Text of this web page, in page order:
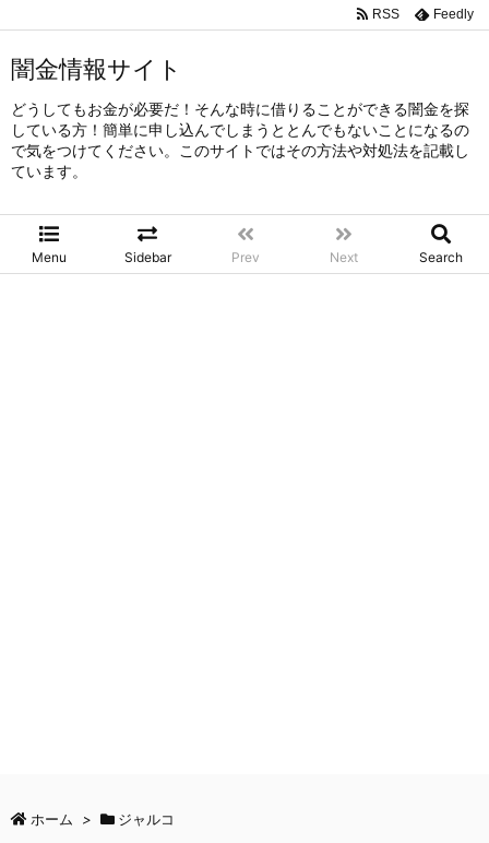
闇金情報サイト
どうしてもお金が必要だ！そんな時に借りることができる闇金を探
している方！簡単に申し込んでしまうととんでもないことになるの
で気をつけてください。このサイトではその方法や対処法を記載し
ています。
Menu Sidebar Prev Next Search
RSS Feedly
ホーム > ジャルコ